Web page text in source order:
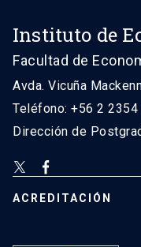
Instituto de
Facultad de
Avda. Vicuña
Teléfono: +56 2 2354
Dirección de
ACREDITACIÓN